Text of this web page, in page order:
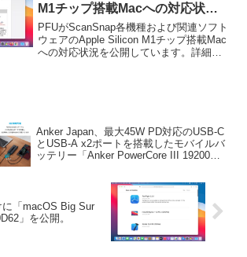
M1チップ搭載Macへの対応状況
を公開。
PFUがScanSnap各機種および関連ソフト
ウェアのApple Silicon M1チップ搭載Mac
への対応状況を公開しています。詳細は
Anker Japan、最大45W PD対応のUSB-C
とUSB-A x2ポートを搭載したモバイルバ
ッテリー「Anker PowerCore III 19200
「macOS Big Sur
」を公開。